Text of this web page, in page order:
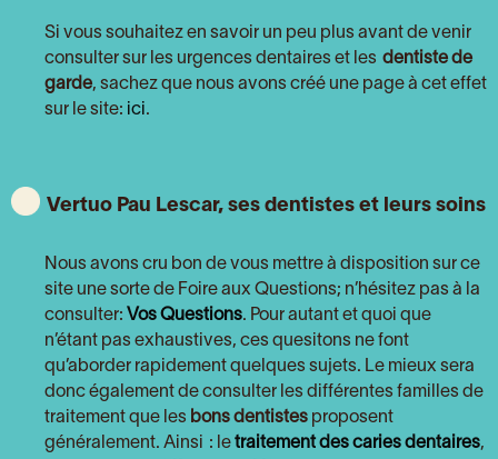
Si vous souhaitez en savoir un peu plus avant de venir
consulter sur les urgences dentaires et les dentiste de
garde, sachez que nous avons créé une page à cet effet
sur le site: ici .
Vertuo Pau Lescar, ses dentistes et leurs soins
Nous avons cru bon de vous mettre à disposition sur ce
site une sorte de Foire aux Questions; n’hésitez pas à la
consulter: Vos Questions. Pour autant et quoi que
n’étant pas exhaustives, ces quesitons ne font
qu’aborder rapidement quelques sujets. Le mieux sera
donc également de consulter les différentes familles de
traitement que les bons dentistes proposent
généralement. Ainsi : le traitement des caries dentaires,